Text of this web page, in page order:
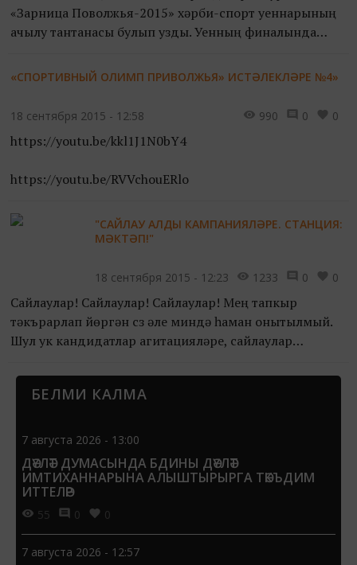
«Зарница Поволжья-2015» хәрби-спорт уеннарының
ачылу тантанасы булып узды. Уенның финалында
«СПОРТИВНЫЙ ОЛИМП ПРИВОЛЖЬЯ» ИСТӘЛЕКЛӘРЕ №4»
18 сентября 2015 - 12:58 990 0 0
https://youtu.be/kkl1J1N0bY4
https://youtu.be/RVVchouERlo
"САЙЛАУ АЛДЫ КАМПАНИЯЛӘРЕ. СТАНЦИЯ:
МӘКТӘП!"
18 сентября 2015 - 12:23 1233 0 0
Сайлаулар! Сайлаулар! Сайлаулар! Мең тапкыр
тәкърарлап йөргән сүз әле миндә һаман онытылмый.
Шул ук кандидатлар агитацияләре, сайлаулар
хәтта шул ук бюлле...
БЕЛМИ КАЛМА
7 августа 2026 - 13:00
ДӘҮЛӘТ ДУМАСЫНДА БДИНЫ ДӘҮЛӘТ
ИМТИХАННАРЫНА АЛЫШТЫРЫРГА ТӘКЪДИМ
ИТТЕЛӘР
55 0 0
7 августа 2026 - 12:57